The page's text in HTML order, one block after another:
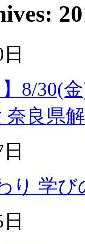
】8/30(
奈良県
り 学